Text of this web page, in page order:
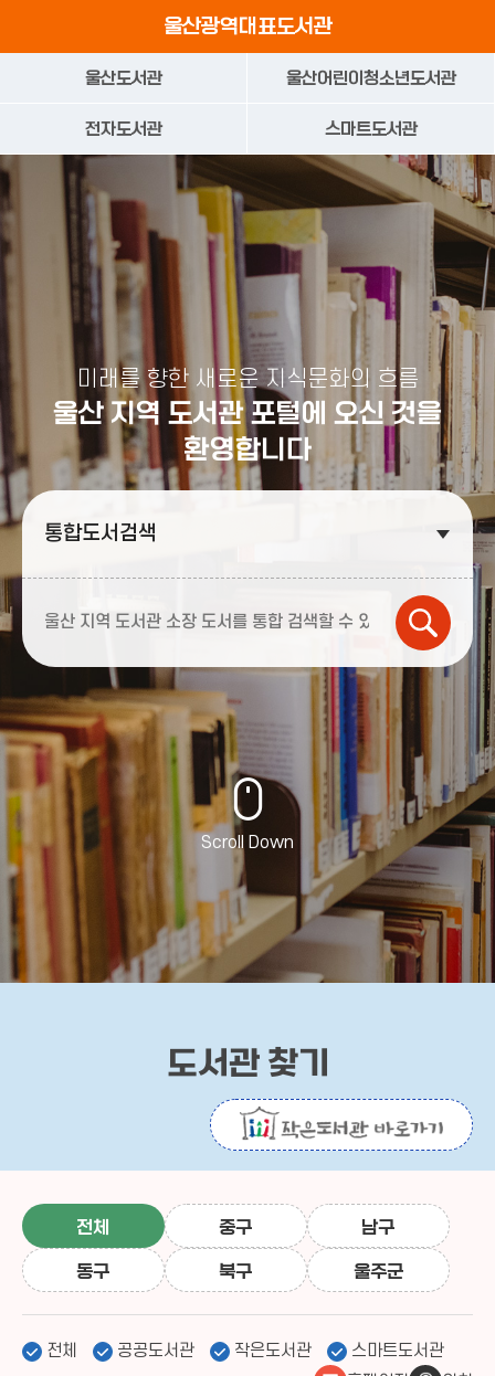
울산광역대표도서관
울산도서관 울산어린이청소년도서관
전자도서관 스마트도서관
미래를 향한 새로운 지식문화의 흐름
울산 지역 도서관 포털에 오신 것을
환영합니다
Scroll Down
도서관 찾기
전체 중구 남구
동구 북구 울주군
전체 공공도서관 작은도서관
스마트도서관